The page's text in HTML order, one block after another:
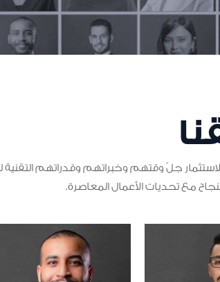
جلّ وقتهم وخبراتهم وقدراتهم
مع تحديات الأعمال المعاصرة.